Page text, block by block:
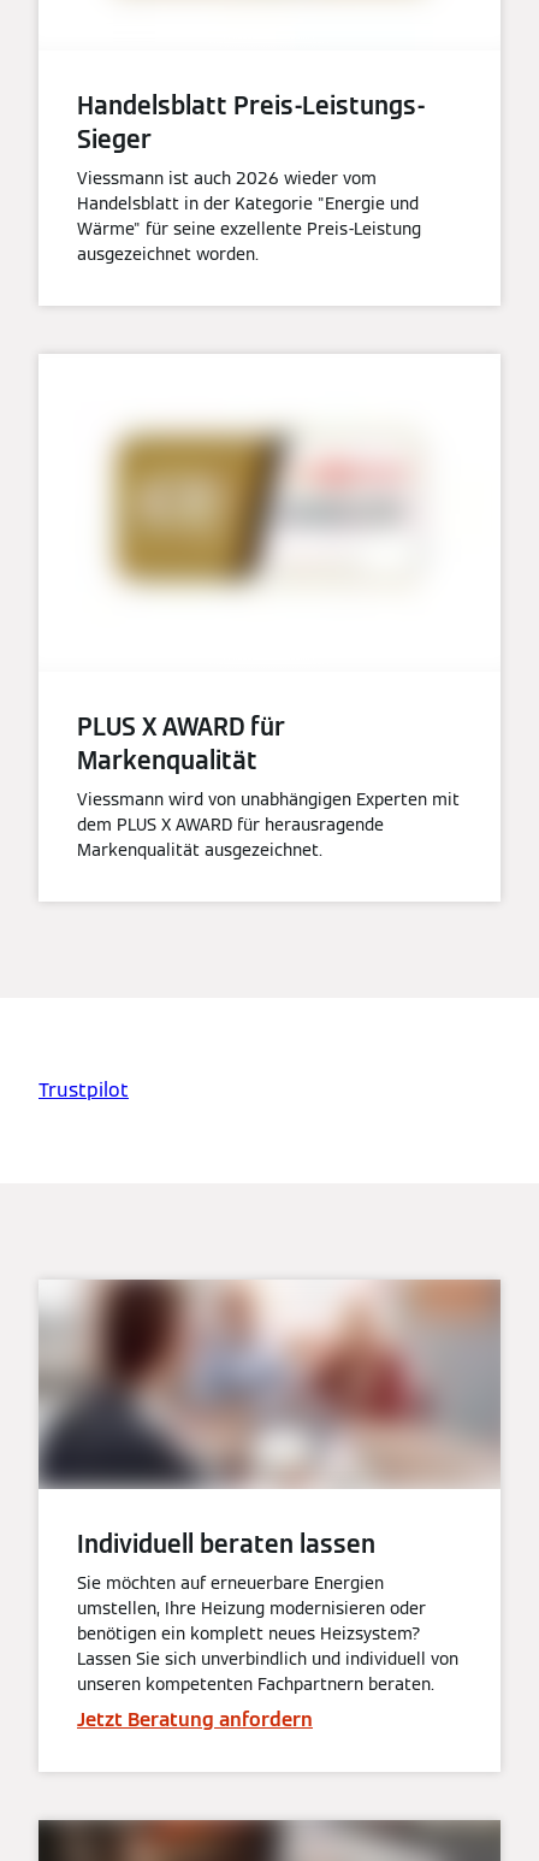
Handelsblatt Preis-Leistungs-
Sieger
Viessmann ist auch 2026 wieder vom
Handelsblatt in der Kategorie "Energie und
Wärme" für seine exzellente Preis-Leistung
ausgezeichnet worden.
PLUS X AWARD für
Markenqualität
Viessmann wird von unabhängigen Experten mit
dem PLUS X AWARD für herausragende
Markenqualität ausgezeichnet.
Trustpilot
Individuell beraten lassen
Sie möchten auf erneuerbare Energien
umstellen, Ihre Heizung modernisieren oder
benötigen ein komplett neues Heizsystem?
Lassen Sie sich unverbindlich und individuell von
unseren kompetenten Fachpartnern beraten.
Jetzt Beratung anfordern